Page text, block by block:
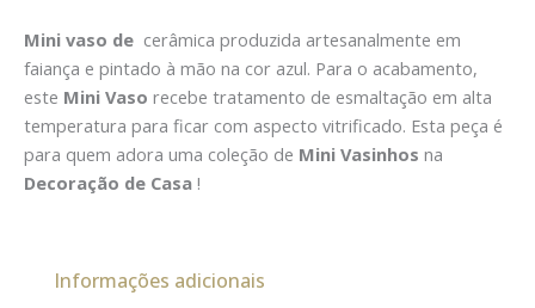
Informações adicionais
Mini vaso de cerâmica produzida artesanalmente em
faiança e pintado à mão na cor azul. Para o acabamento,
este Mini Vaso recebe tratamento de esmaltação em alta
temperatura para ficar com aspecto vitrificado. Esta peça é
para quem adora uma coleção de Mini Vasinhos na
Decoração de Casa !